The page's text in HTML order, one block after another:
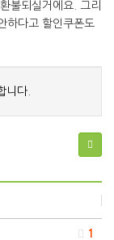
불되실거에요. 그리
하다고 할인쿠폰도
니다.
1